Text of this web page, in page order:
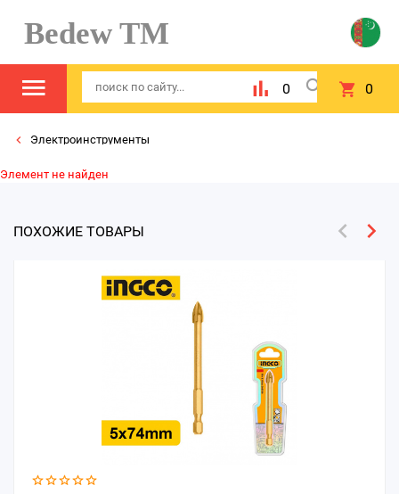
Bedew TM
0 0
Электроинструменты
Элемент не найден
ПОХОЖИЕ ТОВАРЫ